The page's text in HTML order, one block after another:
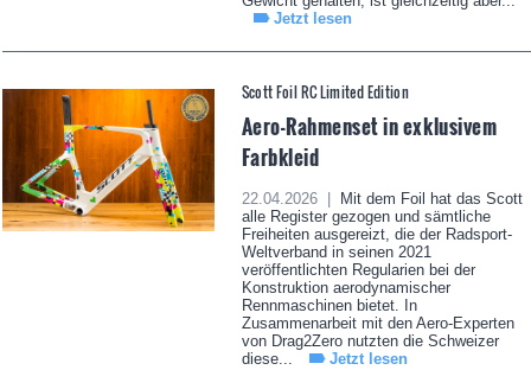
Jetzt lesen
Scott Foil RC Limited Edition
Aero-Rahmenset in exklusivem
Farbkleid
22.04.2026 |
Mit dem Foil hat das Scott
alle Register gezogen und sämtliche
Freiheiten ausgereizt, die der Radsport-
Weltverband in seinen 2021
veröffentlichten Regularien bei der
Konstruktion aerodynamischer
Rennmaschinen bietet. In
Zusammenarbeit mit den Aero-Experten
von Drag2Zero nutzten die Schweizer
diese...
Jetzt lesen